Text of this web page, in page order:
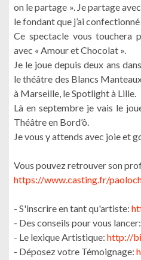
on le partage ». Je partage
le fondant que j’ai
Ce spectacle vous touchera
avec « Amour et Chocolat ».
Je le joue depuis deux ans
le théâtre des Blancs
à Marseille, le Spotlight à Lille.
Là en septembre je vais le
Théâtre en Bord’ô.
Je vous y attends avec joie et
Vous pouvez retrouver son
https://www.casting.fr/
- S'inscrire en tant qu'artiste:
- Des conseils pour vous lancer:
- Le lexique Artistique: http://
- Déposez votre Témoignage: